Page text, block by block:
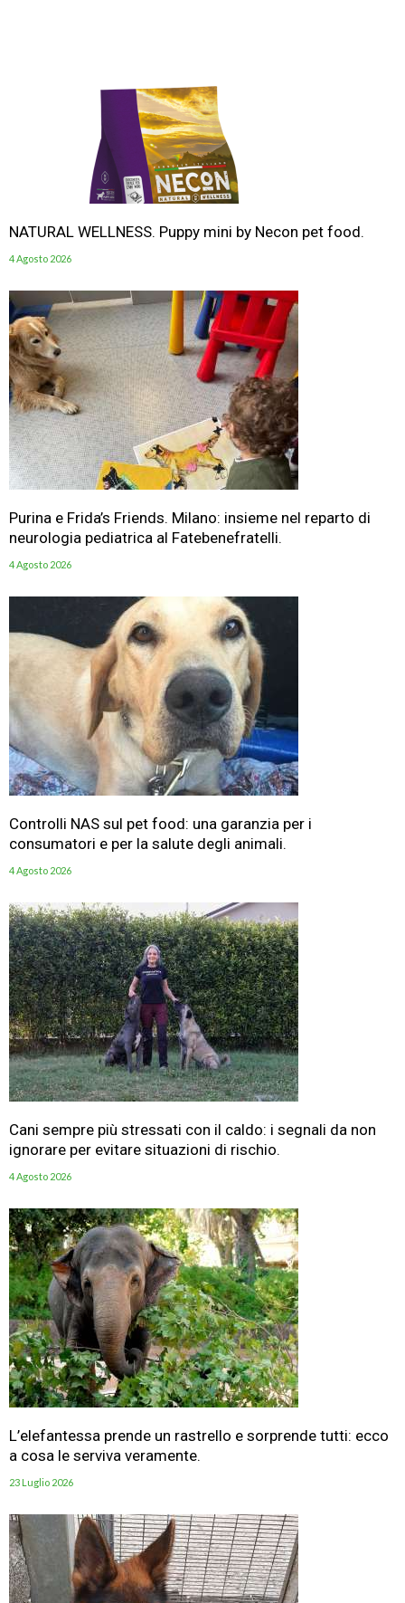
NATURAL WELLNESS. Puppy mini by Necon pet food.
4 Agosto 2026
Purina e Frida’s Friends. Milano: insieme nel reparto di
neurologia pediatrica al Fatebenefratelli.
4 Agosto 2026
Controlli NAS sul pet food: una garanzia per i
consumatori e per la salute degli animali.
4 Agosto 2026
Cani sempre più stressati con il caldo: i segnali da non
ignorare per evitare situazioni di rischio.
4 Agosto 2026
L’elefantessa prende un rastrello e sorprende tutti: ecco
a cosa le serviva veramente.
23 Luglio 2026